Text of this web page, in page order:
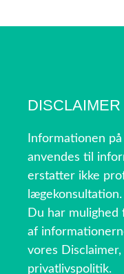
DISCLAIMER
Informationen
anvendes til
erstatter ikke
lægekonsultation.
Du har
af
vores
privatlivspolitik.